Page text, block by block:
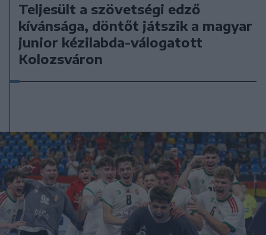
Teljesült a szövetségi edző
kívánsága, döntőt játszik a magyar
junior kézilabda-válogatott
Kolozsváron